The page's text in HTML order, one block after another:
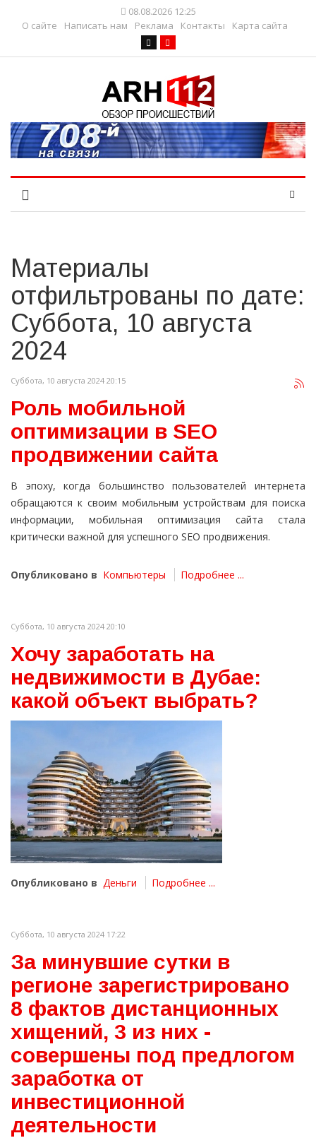
08.08.2026 12:25
О сайте
Написать нам Реклама Контакты Карта сайта
Материалы
отфильтрованы по дате:
Суббота, 10 августа
2024
Суббота, 10 августа 2024 20:15
Роль мобильной
оптимизации в SEO
продвижении сайта
В эпоху, когда большинство пользователей интернета
обращаются к своим мобильным устройствам для поиска
информации, мобильная оптимизация сайта стала
критически важной для успешного SEO продвижения.
Опубликовано в Компьютеры Подробнее ...
Суббота, 10 августа 2024 20:10
Хочу заработать на
недвижимости в Дубае:
какой объект выбрать?
Опубликовано в Деньги Подробнее ...
Суббота, 10 августа 2024 17:22
За минувшие сутки в
регионе зарегистрировано
8 фактов дистанционных
хищений, 3 из них -
совершены под предлогом
заработка от
инвестиционной
деятельности